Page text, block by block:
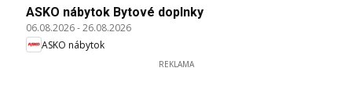
ASKO nábytok Bytové doplnky
06.08.2026-26.08.2026
ASKO nábytok
REKLAMA